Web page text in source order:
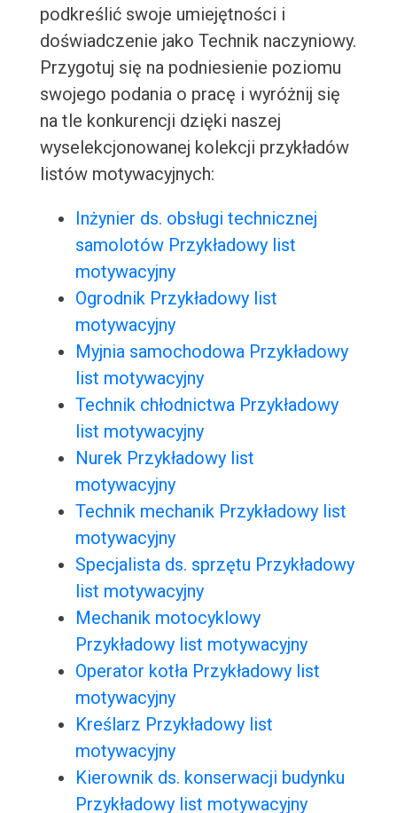
podkreślić swoje umiejętności i
doświadczenie jako Technik naczyniowy.
Przygotuj się na podniesienie poziomu
swojego podania o pracę i wyróżnij się
na tle konkurencji dzięki naszej
wyselekcjonowanej kolekcji przykładów
listów motywacyjnych:
Inżynier ds. obsługi technicznej
samolotów Przykładowy list
motywacyjny
Ogrodnik Przykładowy list
motywacyjny
Myjnia samochodowa Przykładowy
list motywacyjny
Technik chłodnictwa Przykładowy
list motywacyjny
Nurek Przykładowy list
motywacyjny
Technik mechanik Przykładowy list
motywacyjny
Specjalista ds. sprzętu Przykładowy
list motywacyjny
Mechanik motocyklowy
Przykładowy list motywacyjny
Operator kotła Przykładowy list
motywacyjny
Kreślarz Przykładowy list
motywacyjny
Kierownik ds. konserwacji budynku
Przykładowy list motywacyjny